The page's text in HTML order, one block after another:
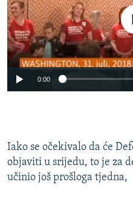
No media
0:00
Iako se očekivalo da će
objaviti u srijedu, to je za
učinio još prošloga tjedna,